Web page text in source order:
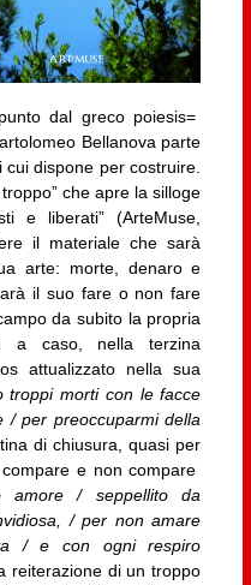
dal greco poiesis=
Bellanova parte
dispone per costruire.
che apre la silloge
e liberati” (ArteMuse,
il materiale che sarà
arte: morte, denaro e
il suo fare o non fare
da subito la propria
a caso, nella terzina
attualizzato nella sua
troppi morti con le facce
/ per preoccuparmi della
di chiusura, quasi per
e non compare
amore / seppellito da
/ per non amare
/ e con ogni respiro
reiterazione di un troppo